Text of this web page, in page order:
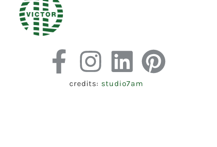
credits: studio7am